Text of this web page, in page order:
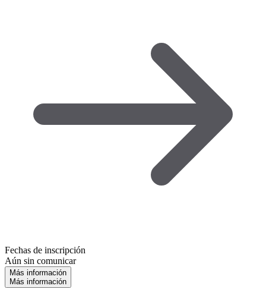
Fechas de inscripción
Aún sin comunicar
Más información
Más información